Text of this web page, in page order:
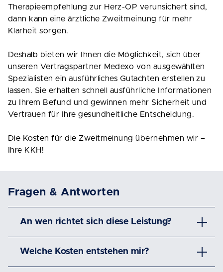
Therapieempfehlung zur Herz-OP verunsichert sind,
dann kann eine ärztliche Zweitmeinung für mehr
Klarheit sorgen.
Deshalb bieten wir Ihnen die Möglichkeit, sich über
unseren Vertragspartner Medexo von ausgewählten
Spezialisten ein ausführliches Gutachten erstellen zu
lassen. Sie erhalten schnell ausführliche Informationen
zu Ihrem Befund und gewinnen mehr Sicherheit und
Vertrauen für Ihre gesundheitliche Entscheidung.
Die Kosten für die Zweitmeinung übernehmen wir –
Ihre KKH!
Fragen & Antworten
An wen richtet sich diese Leistung?
Welche Kosten entstehen mir?